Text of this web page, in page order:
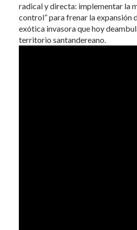
radical y directa: implementar la
control” para frenar la expansión
exótica invasora que hoy
territorio santandereano.